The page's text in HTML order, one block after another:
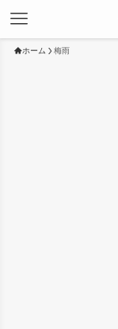
ホーム 梅雨